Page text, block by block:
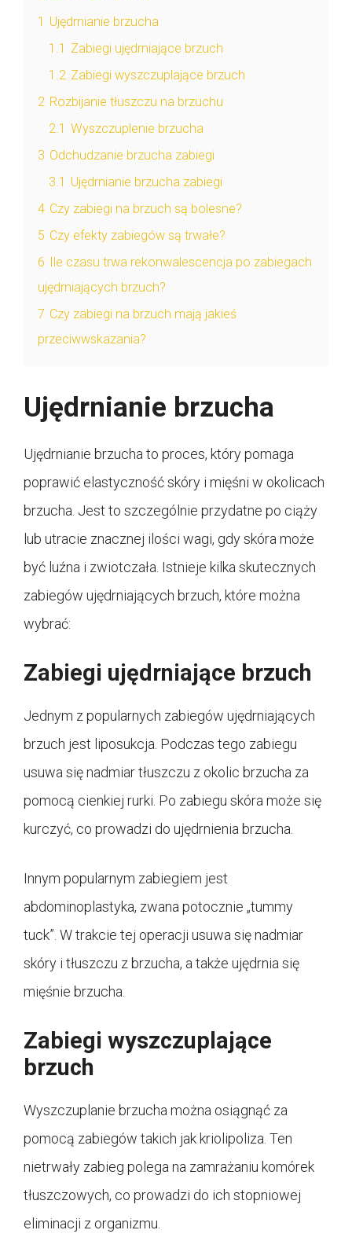
1 Ujędrnianie brzucha
1.1 Zabiegi ujędrniające brzuch
1.2 Zabiegi wyszczuplające brzuch
2 Rozbijanie tłuszczu na brzuchu
2.1 Wyszczuplenie brzucha
3 Odchudzanie brzucha zabiegi
3.1 Ujędrnianie brzucha zabiegi
4 Czy zabiegi na brzuch są bolesne?
5 Czy efekty zabiegów są trwałe?
6
Ile czasu trwa rekonwalescencja po zabiegach
ujędrniających brzuch?
7 Czy zabiegi na brzuch mają jakieś
przeciwwskazania?
Ujędrnianie brzucha
Ujędrnianie brzucha to proces, który pomaga
poprawić elastyczność skóry i mięśni w okolicach
brzucha. Jest to szczególnie przydatne po ciąży
lub utracie znacznej ilości wagi, gdy skóra może
być luźna i zwiotczała. Istnieje kilka skutecznych
zabiegów ujędrniających brzuch, które można
wybrać:
Zabiegi ujędrniające brzuch
Jednym z popularnych zabiegów ujędrniających
brzuch jest liposukcja. Podczas tego zabiegu
usuwa się nadmiar tłuszczu z okolic brzucha za
pomocą cienkiej rurki. Po zabiegu skóra może się
kurczyć, co prowadzi do ujędrnienia brzucha.
Innym popularnym zabiegiem jest
abdominoplastyka, zwana potocznie „tummy
tuck”. W trakcie tej operacji usuwa się nadmiar
skóry i tłuszczu z brzucha, a także ujędrnia się
mięśnie brzucha.
Zabiegi wyszczuplające
brzuch
Wyszczuplanie brzucha można osiągnąć za
pomocą zabiegów takich jak kriolipoliza. Ten
nietrwały zabieg polega na zamrażaniu komórek
tłuszczowych, co prowadzi do ich stopniowej
eliminacji z organizmu.